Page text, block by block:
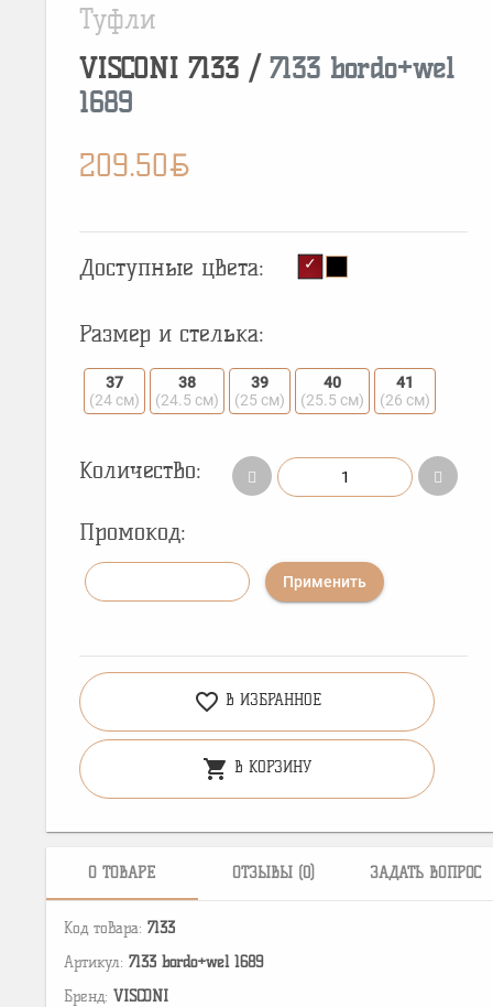
Туфли
VISCONI 7133 / 7133 bordo+wel
1689
209.50BYN
Доступные цвета:
Размер и стелька:
37
(24 см)
38
(24.5 см)
39
(25 см)
40
(25.5 см)
41
(26 см)
Количество:
Промокод:
Применить
favorite_border В ИЗБРАННОЕ
shopping_cart В КОРЗИНУ
О ТОВАРЕ ОТЗЫВЫ (0) ЗАДАТЬ ВОПРОС
Код товара: 7133
Артикул: 7133 bordo+wel 1689
Бренд: VISCONI